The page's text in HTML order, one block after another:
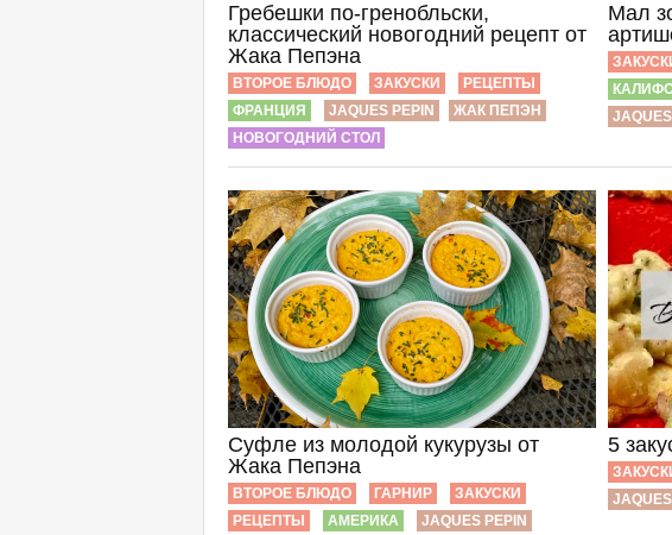
Гребешки по-гренобльски,
классический новогодний рецепт от
Жака Пепэна
ВТОРОЕ БЛЮДО ЗАКУСКИ
РЕЦЕПТЫ
ФРАНЦИЯ
JAQUES PEPIN
ЖАК ПЕПЭН
НОВОГОДНИЙ СТОЛ
Мал
Суфле из молодой кукурузы от
Жака Пепэна
ВТОРОЕ БЛЮДО ГАРНИР
ЗАКУСКИ
РЕЦЕПТЫ
АМЕРИКА
JAQUES PEPIN
5